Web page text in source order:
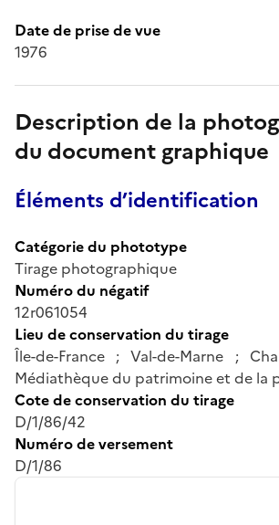
Date de prise de vue
1976
Description de la
du document graphique
Éléments d’identification
Catégorie du phototype
Tirage photographique
Numéro du négatif
12r061054
Lieu de conservation du tirage
Île-de-France ; Val-de-Marne ;
Médiathèque du patrimoine et de la
Cote de conservation du tirage
D/1/86/42
Numéro de versement
D/1/86